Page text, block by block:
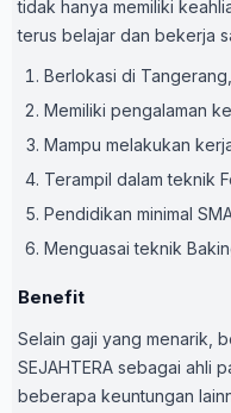
tidak hanya memiliki
terus belajar dan bekerja
Berlokasi di
Memiliki pengalaman
Mampu melakukan
Terampil dalam teknik
Pendidikan minimal
Menguasai teknik
Benefit
Selain gaji yang menarik,
SEJAHTERA sebagai ahli
beberapa keuntungan